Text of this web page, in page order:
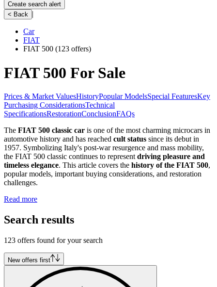
Create search alert
< Back |
Car
FIAT
FIAT 500 (123 offers)
FIAT 500 For Sale
Prices & Market ValuesHistoryPopular ModelsSpecial FeaturesKey
Purchasing ConsiderationsTechnical
SpecificationsRestorationConclusionFAQs
The FIAT 500 classic car is one of the most charming microcars in
automotive history and has reached cult status since its debut in
1957. Symbolizing Italy's post-war resurgence and mass mobility,
the FIAT 500 classic continues to represent driving pleasure and
timeless elegance. This article covers the history of the FIAT 500,
popular models, important buying considerations, and restoration
challenges.
Read more
Search results
123 offers found for your search
New offers first